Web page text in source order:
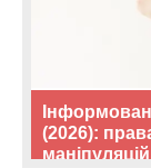
(2026):